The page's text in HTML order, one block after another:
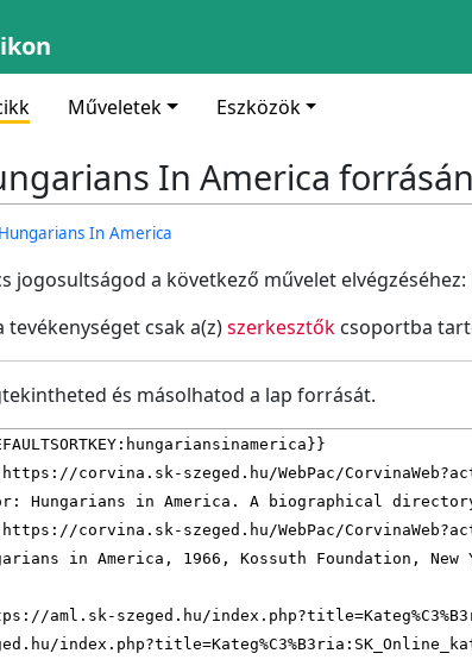
Műveletek Eszközök
In America
Hungarians In America
jogosultságod a következő művelet
tevékenységet csak a(z)szerkesztők csoportba
és másolhatod a lap forrását.